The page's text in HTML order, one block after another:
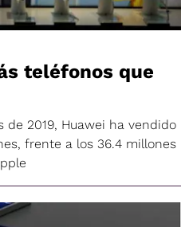
teléfonos que
de 2019, Huawei ha vendido
frente a los 36.4 millones